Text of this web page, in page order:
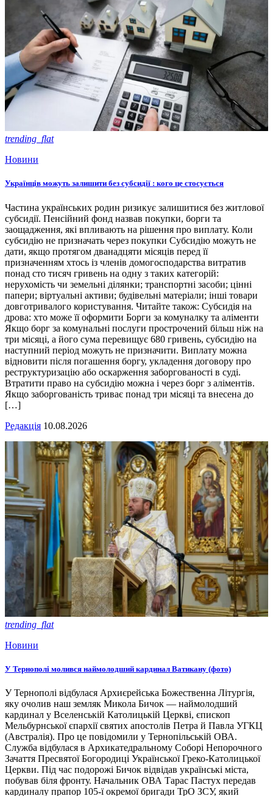
trending_flat
Новини
Українців можуть залишити без субсидії : кого це стосується
Частина українських родин ризикує залишитися без житлової
субсидії. Пенсійний фонд назвав покупки, борги та
заощадження, які впливають на рішення про виплату. Коли
субсидію не призначать через покупки Субсидію можуть не
дати, якщо протягом дванадцяти місяців перед її
призначенням хтось із членів домогосподарства витратив
понад сто тисяч гривень на одну з таких категорій:
нерухомість чи земельні ділянки; транспортні засоби; цінні
папери; віртуальні активи; будівельні матеріали; інші товари
довготривалого користування. Читайте також: Субсидія на
дрова: хто може її оформити Борги за комуналку та аліменти
Якщо борг за комунальні послуги прострочений більш ніж на
три місяці, а його сума перевищує 680 гривень, субсидію на
наступний період можуть не призначити. Виплату можна
відновити після погашення боргу, укладення договору про
реструктуризацію або оскарження заборгованості в суді.
Втратити право на субсидію можна і через борг з аліментів.
Якщо заборгованість триває понад три місяці та внесена до
[…]
Редакція 10.08.2026
trending_flat
Новини
У Тернополі молився наймолодший кардинал Ватикану (фото)
У Тернополі відбулася Архиєрейська Божественна Літургія,
яку очолив наш земляк Микола Бичок — наймолодший
кардинал у Вселенській Католицькій Церкві, єпископ
Мельбурнської єпархії святих апостолів Петра й Павла УГКЦ
(Австралія). Про це повідомили у Тернопільській ОВА.
Служба відбулася в Архикатедральному Соборі Непорочного
Зачаття Пресвятої Богородиці Української Греко-Католицької
Церкви. Під час подорожі Бичок відвідав українські міста,
побував біля фронту. Начальник ОВА Тарас Пастух передав
кардиналу прапор 105-ї окремої бригади ТрО ЗСУ, який